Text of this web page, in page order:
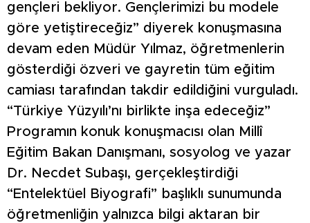
gençleri bekliyor. Gençlerimizi bu modele
göre yetiştireceğiz” diyerek konuşmasına
devam eden Müdür Yılmaz, öğretmenlerin
gösterdiği özveri ve gayretin tüm eğitim
camiası tarafından takdir edildiğini vurguladı.
“Türkiye Yüzyılı’nı birlikte inşa edeceğiz”
Programın konuk konuşmacısı olan Millî
Eğitim Bakan Danışmanı, sosyolog ve yazar
Dr. Necdet Subaşı, gerçekleştirdiği
“Entelektüel Biyografi” başlıklı sunumunda
öğretmenliğin yalnızca bilgi aktaran bir